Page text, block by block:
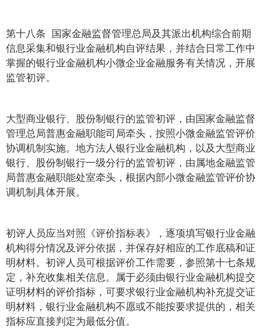
第十八条 国家金融监督管理总局及其派出机构综合前期
信息采集和银行业金融机构自评结果，并结合日常工作中
掌握的银行业金融机构小微企业金融服务有关情况，开展
监管初评。
大型商业银行、股份制银行的监管初评，由国家金融监督
管理总局普惠金融职能司局牵头，按照小微金融监管评价
协调机制实施。地方法人银行业金融机构，以及大型商业
银行、股份制银行一级分行的监管初评，由属地金融监管
局普惠金融职能处室牵头，根据内部小微金融监管评价协
调机制具体开展。
初评人员应当对照《评价指标表》，逐项填写银行业金融
机构得分情况及评分依据，并保存好相应的工作底稿和证
明材料。初评人员可根据评价工作需要，参照第十七条规
定，补充收集相关信息。属于必须由银行业金融机构提交
证明材料的评价指标，可要求银行业金融机构补充提交证
明材料，银行业金融机构不愿或不能按要求提供的，相关
指标应直接判定为最低分值。